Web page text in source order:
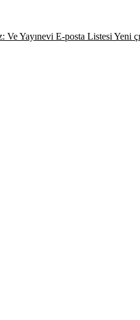
Yayınevi E-posta Listesi